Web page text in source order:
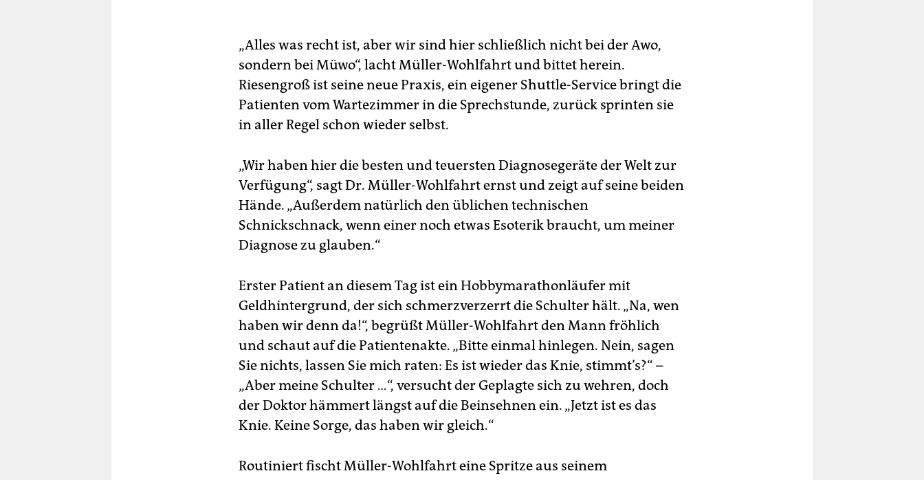
„Alles was recht ist, aber wir sind hier schließlich nicht bei der Awo,
sondern bei Müwo“, lacht Müller-Wohlfahrt und bittet herein.
Riesengroß ist seine neue Praxis, ein eigener Shuttle-Service bringt die
Patienten vom Wartezimmer in die Sprechstunde, zurück sprinten sie
in aller Regel schon wieder selbst.
„Wir haben hier die besten und teuersten Diagnosegeräte der Welt zur
Verfügung“, sagt Dr. Müller-Wohlfahrt ernst und zeigt auf seine beiden
Hände. „Außerdem natürlich den üblichen technischen
Schnickschnack, wenn einer noch etwas Esoterik braucht, um meiner
Diagnose zu glauben.“
Erster Patient an diesem Tag ist ein Hobbymarathonläufer mit
Geldhintergrund, der sich schmerzverzerrt die Schulter hält. „Na, wen
haben wir denn da!“, begrüßt Müller-Wohlfahrt den Mann fröhlich
und schaut auf die Patientenakte. „Bitte einmal hinlegen. Nein, sagen
Sie nichts, lassen Sie mich raten: Es ist wieder das Knie, stimmt’s?“ –
„Aber meine Schulter …“, versucht der Geplagte sich zu wehren, doch
der Doktor hämmert längst auf die Beinsehnen ein. „Jetzt ist es das
Knie. Keine Sorge, das haben wir gleich.“
Routiniert fischt Müller-Wohlfahrt eine Spritze aus seinem